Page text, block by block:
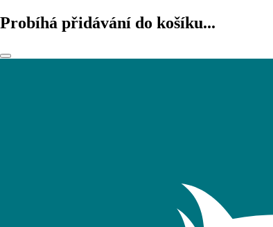
Probíhá přidávání do košíku...